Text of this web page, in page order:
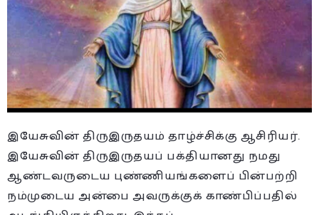
இயேசுவின் திருஇருதயம் தாழ்ச்சிக்கு ஆசிரியர்.
இயேசுவின் திருஇருதயப் பக்தியானது நமது
ஆண்டவருடைய புண்ணியங்களைப் பின்பற்றி
நம்முடைய அன்பை அவருக்குக் காண்பிப்பதில்